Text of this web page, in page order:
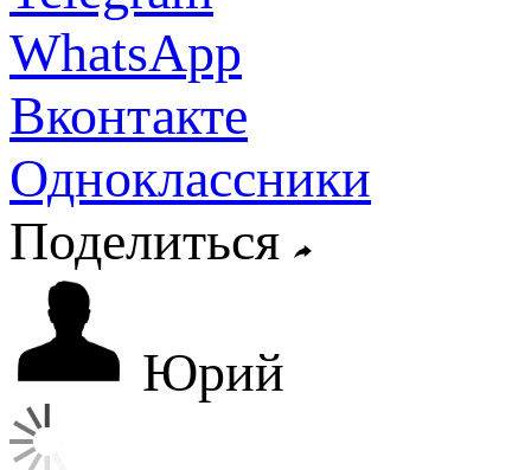
WhatsApp
Вконтакте
Одноклассники
Поделиться
Юрий